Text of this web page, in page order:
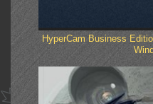
HyperCam Business